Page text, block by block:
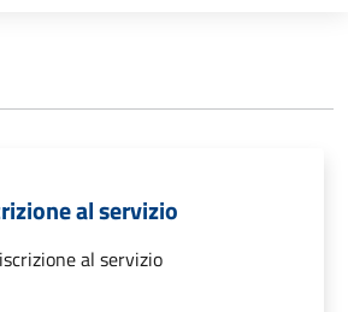
al servizio
al servizio